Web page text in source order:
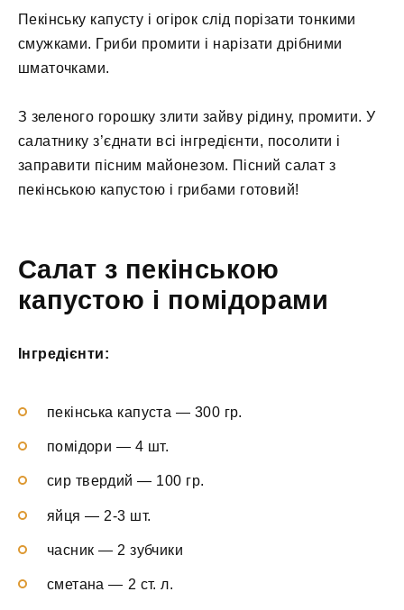
Пекінську капусту і огірок слід порізати тонкими
смужками. Гриби промити і нарізати дрібними
шматочками.
З зеленого горошку злити зайву рідину, промити. У
салатнику з’єднати всі інгредієнти, посолити і
заправити пісним майонезом. Пісний салат з
пекінською капустою і грибами готовий!
Салат з пекінською
капустою і помідорами
Інгредієнти:
пекінська капуста — 300 гр.
помідори — 4 шт.
сир твердий — 100 гр.
яйця — 2-3 шт.
часник — 2 зубчики
сметана — 2 ст. л.